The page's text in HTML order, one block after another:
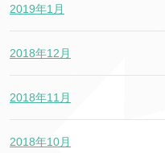
2019年1月
2018年12月
2018年11月
2018年10月